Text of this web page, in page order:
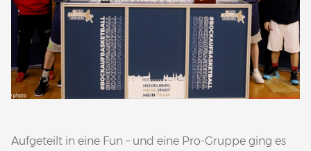
Aufgeteilt in eine Fun – und eine Pro-Gruppe ging es